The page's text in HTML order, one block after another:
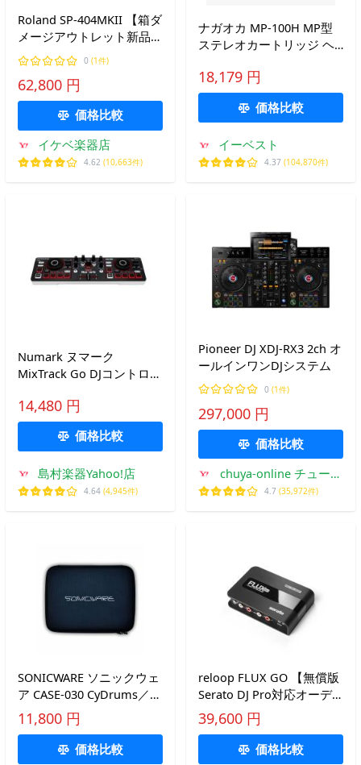
Roland SP-404MKII 【箱ダ
メージアウトレット新品特
価】
0 (1件)
62,800 円
価格比較
イケベ楽器店
4.62 (10,663件)
ナガオカ MP-100H MP型
ステレオカートリッジ ヘ
18,179 円
価格比較
イーベスト
4.37 (104,870件)
Numark ヌマーク
MixTrack Go DJコントロー
対応
14,480 円
価格比較
島村楽器Yahoo!店
4.64 (4,945件)
Pioneer DJ XDJ-RX3 2ch オ
ールインワンDJシステム
0 (1件)
297,000 円
価格比較
chuya-online チューヤ
オンライン
4.7 (35,972件)
SONICWARE ソニックウェ
ア CASE-030 CyDrums／
Lofi-12 XT／SmplTrek用キ
ャリングケース
11,800 円
価格比較
reloop FLUX GO 【無償版
Serato DJ Pro対応オーデ
ィオインターフェース】
(リループ)
39,600 円
価格比較